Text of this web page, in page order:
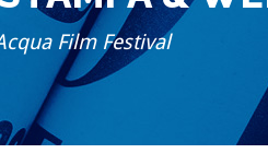
Film Festival